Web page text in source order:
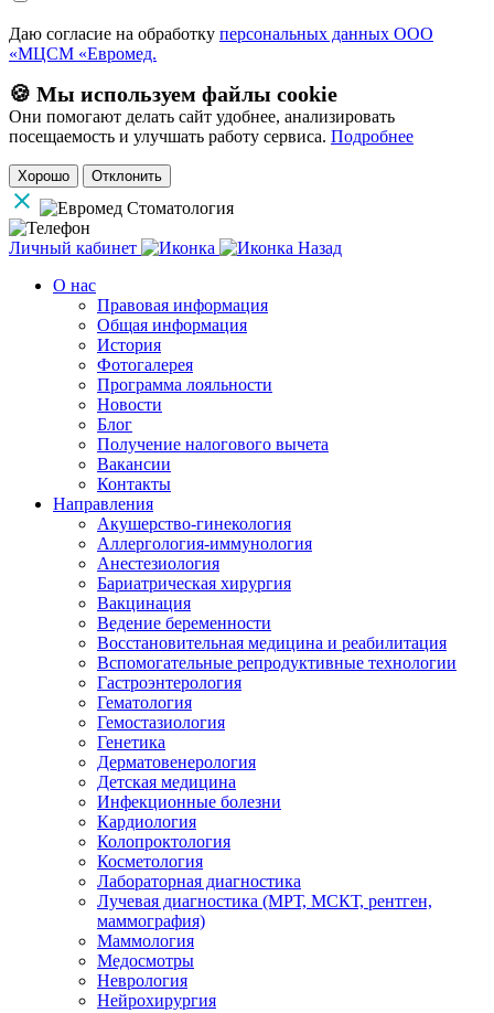
Даю согласие на обработку персональных данных ООО
«МЦСМ «Евромед.
🍪 Мы используем файлы cookie
Они помогают делать сайт удобнее, анализировать
посещаемость и улучшать работу сервиса. Подробнее
Хорошо Отклонить
Личный кабинет
Назад
О нас
Правовая информация
Общая информация
История
Фотогалерея
Программа лояльности
Новости
Блог
Получение налогового вычета
Вакансии
Контакты
Направления
Акушерство-гинекология
Аллергология-иммунология
Анестезиология
Бариатрическая хирургия
Вакцинация
Ведение беременности
Восстановительная медицина и реабилитация
Вспомогательные репродуктивные технологии
Гастроэнтерология
Гематология
Гемостазиология
Генетика
Дерматовенерология
Детская медицина
Инфекционные болезни
Кардиология
Колопроктология
Косметология
Лабораторная диагностика
Лучевая диагностика (МРТ, МСКТ, рентген,
маммография)
Маммология
Медосмотры
Неврология
Нейрохирургия